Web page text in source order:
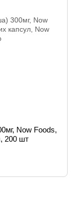
Now Foods,
200 шт